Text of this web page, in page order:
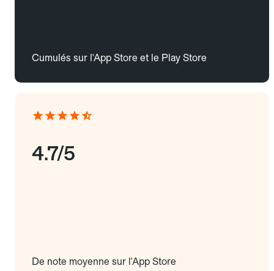
Cumulés sur l'App Store et le Play Store
4.7/5
De note moyenne sur l'App Store